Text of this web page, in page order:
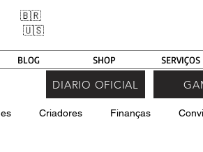
🇧🇷
🇺🇸
BLOG SHOP SERVIÇOS
Criadores Finanças
DIARIO OFICIAL